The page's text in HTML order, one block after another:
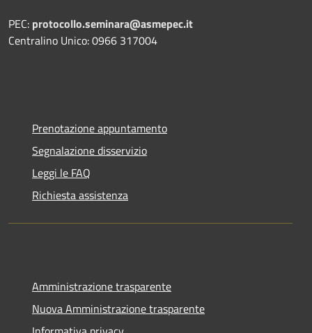
PEC: protocollo.seminara@asmepec.it
Centralino Unico: 0966 317004
Prenotazione appuntamento
Segnalazione disservizio
Leggi le FAQ
Richiesta assistenza
Amministrazione trasparente
Nuova Amministrazione trasparente